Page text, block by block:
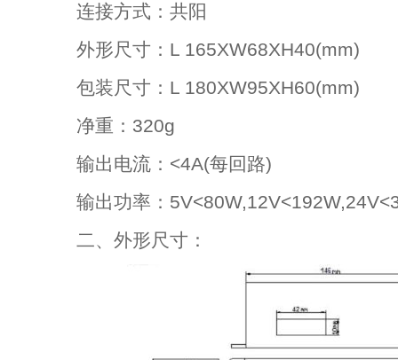
连接方式：共阳
外形尺寸：L 165XW68XH40(mm)
包装尺寸：L 180XW95XH60(mm)
净重：320g
输出电流：<4A(每回路)
输出功率：
二、外形尺寸：